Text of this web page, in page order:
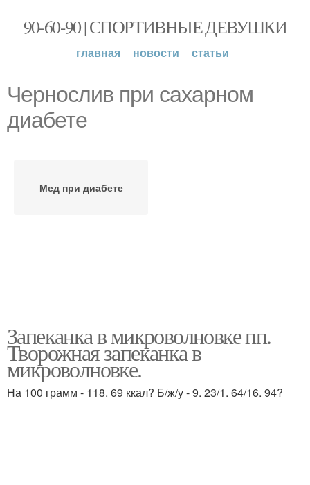
90-60-90 | СПОРТИВНЫЕ ДЕВУШКИ
главная новости статьи
Чернослив при сахарном
диабете
Мед при диабете
Запеканка в микроволновке пп.
Творожная запеканка в
микроволновке.
На 100 грамм - 118. 69 ккал? Б/ж/у - 9. 23/1. 64/16. 94?